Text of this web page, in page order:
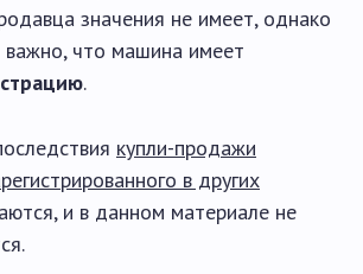
значения не имеет, однако
важно, что машина имеет
.
купли-продажи
в других
и в данном материале не